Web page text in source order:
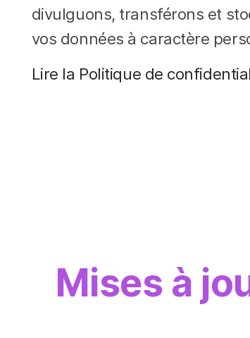
divulguons, transférons et
vos données à caractère
Lire la Politique de
Mises à